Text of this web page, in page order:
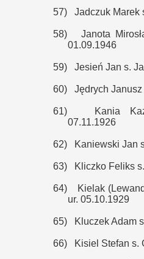
57) Jadczuk Marek
58)
Janota
01.09.1946
59) Jesień Jan s.
60) Jędrych
61)
Kania
07.11.1926
62) Kaniewski Jan
63) Kliczko Feliks
64)
Kielak
ur. 05.10.1929
65) Kluczek Adam
66) Kisiel Stefan s.